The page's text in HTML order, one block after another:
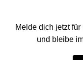
Melde dich jetzt
und bleibe